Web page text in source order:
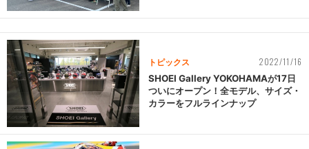
トピックス 2022/11/16
SHOEI Gallery YOKOHAMAが17日
ついにオープン！全モデル、サイズ・
カラーをフルラインナップ